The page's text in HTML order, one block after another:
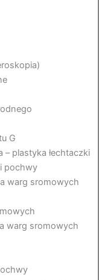
G
plastyka łechtaczki
pochwy
warg sromowych
warg sromowych